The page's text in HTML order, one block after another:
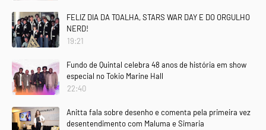
FELIZ DIA DA TOALHA, STARS WAR DAY E DO ORGULHO
NERD!
19:21
Fundo de Quintal celebra 48 anos de história em show
especial no Tokio Marine Hall
22:40
Anitta fala sobre desenho e comenta pela primeira vez
desentendimento com Maluma e Simaria